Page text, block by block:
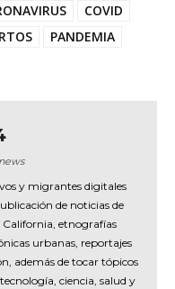
COVID
PANDEMIA
y migrantes digitales
de noticias de
etnografías
urbanas, reportajes
además de tocar tópicos
ciencia, salud y